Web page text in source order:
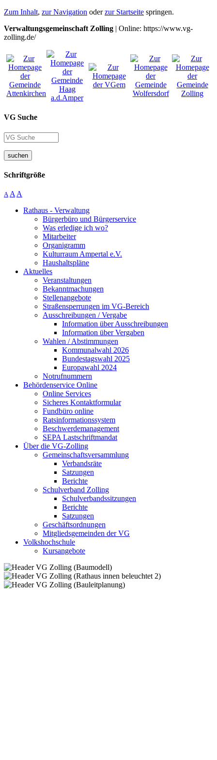
Zum Inhalt, zur Navigation oderzur Startseite springen.
Verwaltungsgemeinschaft Zolling | Online: https://www.vg-
zolling.de/
VG Suche
suchen
Schriftgröße
A A A
Rathaus - Verwaltung
Bürgerbüro und Bürgerservice
Was erledige ich wo?
Mitarbeiter
Organigramm
Kulturraum Ampertal e.V.
Haushaltspläne
Aktuelles
Veranstaltungen
Bekanntmachungen
Stellenangebote
Straßensperrungen im VG-Bereich
Ausschreibungen / Vergabe
Information über Ausschreibungen
Information über Vergaben
Wahlen / Abstimmungen
Kommunalwahl 2026
Bundestagswahl 2025
Europawahl 2024
Notrufnummern
Behördenservice Online
Online Services
Sicheres Kontaktformular
Fundbüro online
Ratsinformationssystem
Beschwerdemanagement
SEPA Lastschriftmandat
Über die VG-Zolling
Gemeinschaftsversammlung
Verbandsräte
Satzungen
Berichte
Schulverband Zolling
Schulverbandssitzungen
Berichte
Satzungen
Geschäftsordnungen
Mitgliedsgemeinden der VG
Volkshochschule
Kursangebote